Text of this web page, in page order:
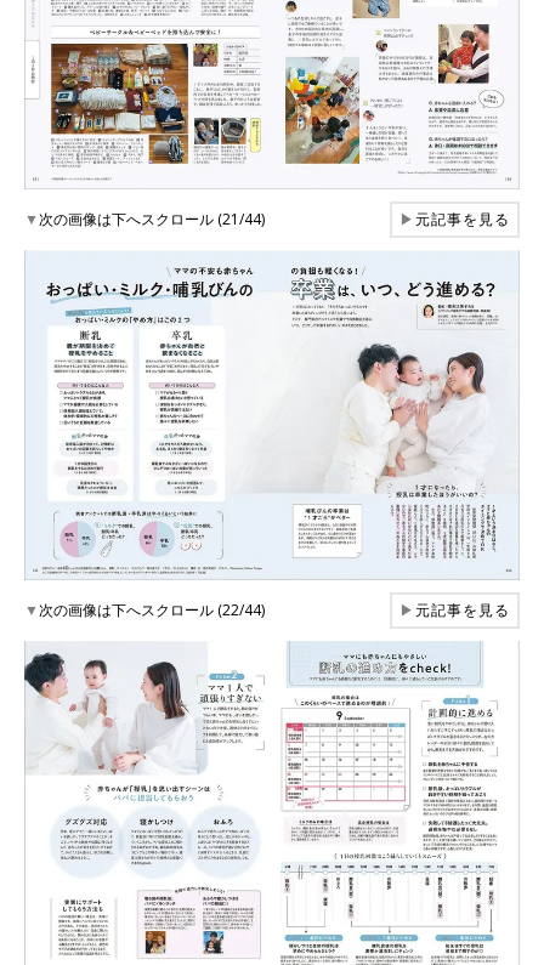
▼次の画像は下へスクロール (21/44) ▶元記事を見る
▼次の画像は下へスクロール (22/44) ▶元記事を見る